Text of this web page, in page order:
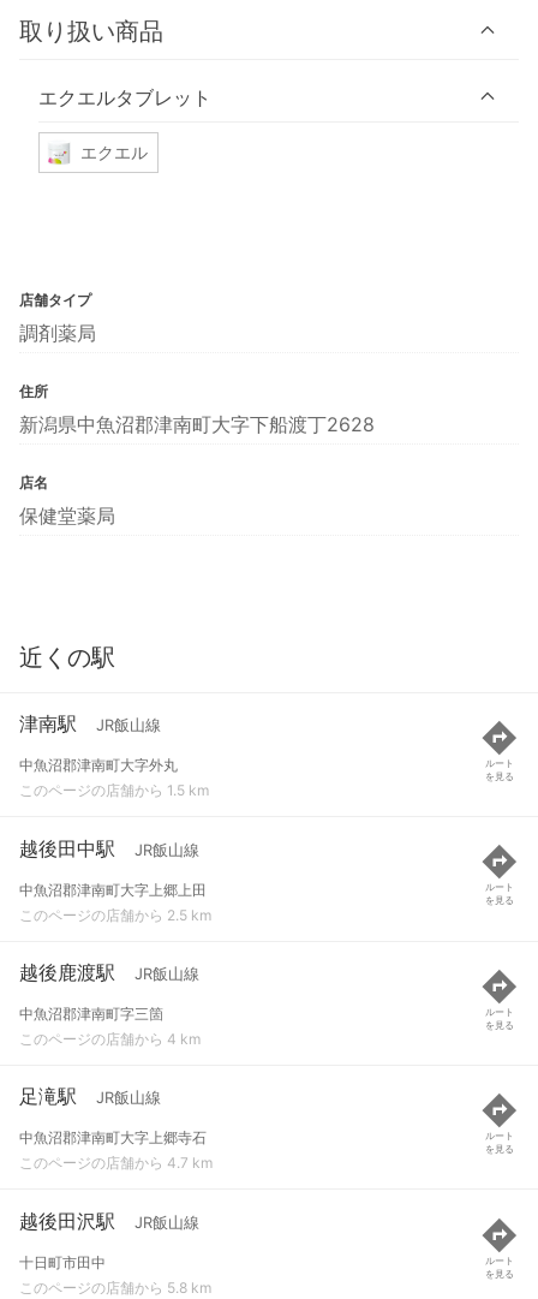
取り扱い商品
エクエルタブレット
エクエル
店舗タイプ
調剤薬局
住所
新潟県中魚沼郡津南町大字下船渡丁2628
店名
保健堂薬局
近くの駅
津南駅 JR飯山線
中魚沼郡津南町大字外丸
このページの店舗から 1.5 km
ルート
を見る
越後田中駅 JR飯山線
中魚沼郡津南町大字上郷上田
このページの店舗から 2.5 km
ルート
を見る
越後鹿渡駅 JR飯山線
中魚沼郡津南町字三箇
このページの店舗から 4 km
ルート
を見る
足滝駅 JR飯山線
中魚沼郡津南町大字上郷寺石
このページの店舗から 4.7 km
ルート
を見る
越後田沢駅 JR飯山線
十日町市田中
このページの店舗から 5.8 km
ルート
を見る